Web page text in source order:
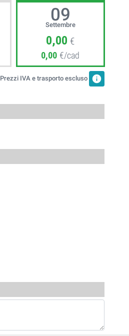
09
Settembre
0,00 €
0,00 €/cad
Prezzi IVA e trasporto escluso info